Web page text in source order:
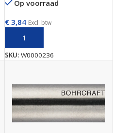
Op voorraad
€3,84 Excl. btw
SKU: W0000236